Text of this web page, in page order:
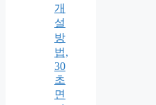
개
설
방
법,
30
초
면